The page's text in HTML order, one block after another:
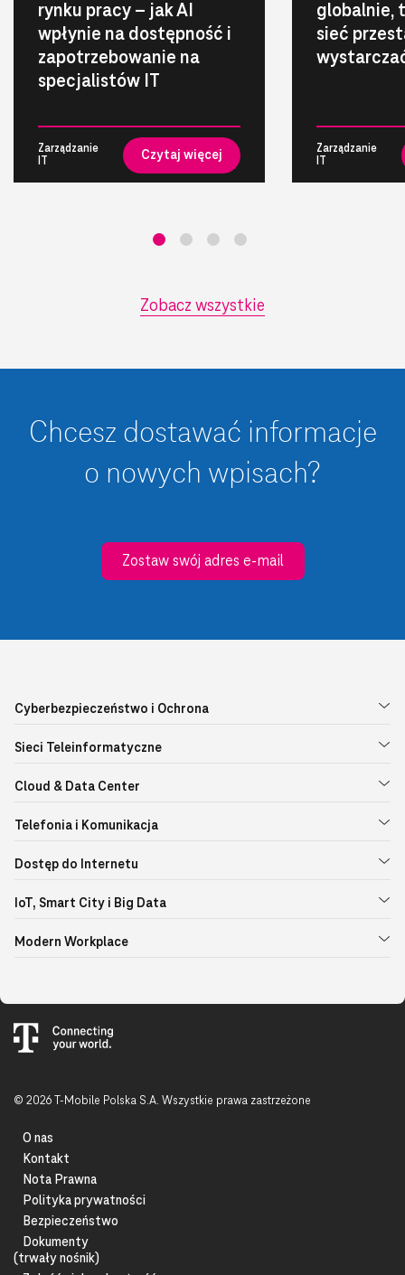
rynku pracy – jak AI
wpłynie na dostępność i
zapotrzebowanie na
specjalistów IT
Zarządzanie
Czytaj więcej
globalnie,
sieć
Zarządzanie
Zobacz wszystkie
Chcesz dostawać informacje
o nowych wpisach?
Zostaw swój adres e-mail
Cyberbezpieczeństwo i Ochrona
Sieci Teleinformatyczne
Cloud & Data Center
Telefonia i Komunikacja
Dostęp do Internetu
IoT, Smart City i Big Data
Modern Workplace
© 2026 T-Mobile Polska S.A. Wszystkie prawa zastrzeżone
O nas
Kontakt
Nota Prawna
Polityka prywatności
Bezpieczeństwo
Dokumenty
(trwały nośnik)